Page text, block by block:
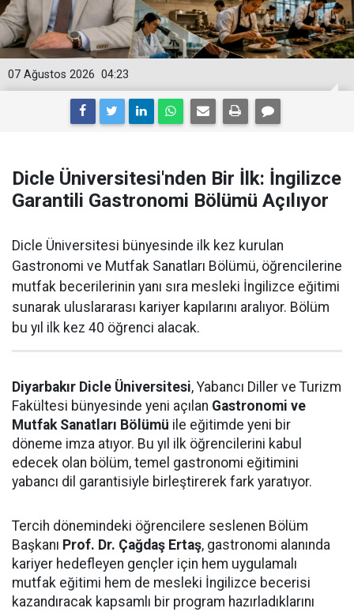
04:23
07 Ağustos 2026
Dicle Üniversitesi'nden Bir İlk: İngilizce
Garantili Gastronomi Bölümü Açılıyor
Dicle Üniversitesi bünyesinde ilk kez kurulan
Gastronomi ve Mutfak Sanatları Bölümü, öğrencilerine
mutfak becerilerinin yanı sıra mesleki İngilizce eğitimi
sunarak uluslararası kariyer kapılarını aralıyor. Bölüm
bu yıl ilk kez 40 öğrenci alacak.
Diyarbakır Dicle Üniversitesi, Yabancı Diller ve Turizm
Fakültesi bünyesinde yeni açılan Gastronomi ve
Mutfak Sanatları Bölümü ile eğitimde yeni bir
döneme imza atıyor. Bu yıl ilk öğrencilerini kabul
edecek olan bölüm, temel gastronomi eğitimini
yabancı dil garantisiyle birleştirerek fark yaratıyor.
Tercih dönemindeki öğrencilere seslenen Bölüm
Başkanı Prof. Dr. Çağdaş Ertaş, gastronomi alanında
kariyer hedefleyen gençler için hem uygulamalı
mutfak eğitimi hem de mesleki İngilizce becerisi
kazandıracak kapsamlı bir program hazırladıklarını